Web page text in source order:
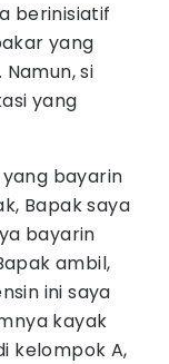
berinisiatif
yang
si
yang
bayarin
Bapak saya
bayarin
ambil,
ini saya
kayak
kelompok A,